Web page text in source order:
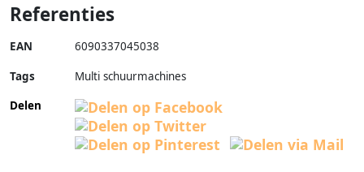
Referenties
EAN 6090337045038
Tags
Multi schuurmachines
Delen